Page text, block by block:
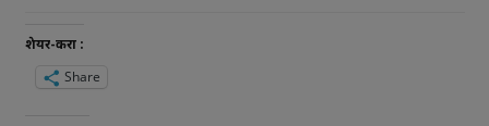
शेयर-करा :
Share